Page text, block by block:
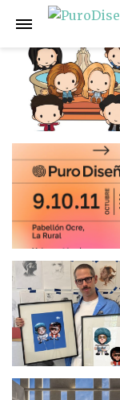
Anterior Siguiente